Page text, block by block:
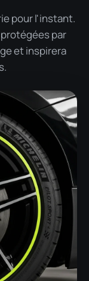
pour l'instant.
par
et inspirera